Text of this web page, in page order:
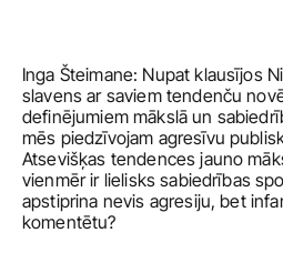
Inga Šteimane: Nupat klausījos
slavens ar saviem tendenču
definējumiem mākslā un
mēs piedzīvojam agresīvu
Atsevišķas tendences jauno
vienmēr ir lielisks sabiedrības
apstiprina nevis agresiju, bet
komentētu?